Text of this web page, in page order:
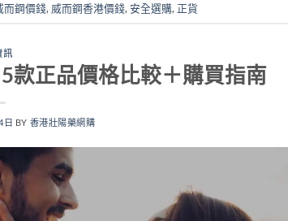
而鋼價錢, 威而鋼香港價錢, 安全選購, 正貨
訊
款正品價格比較＋購買指南
日 BY 香港壯陽藥網購